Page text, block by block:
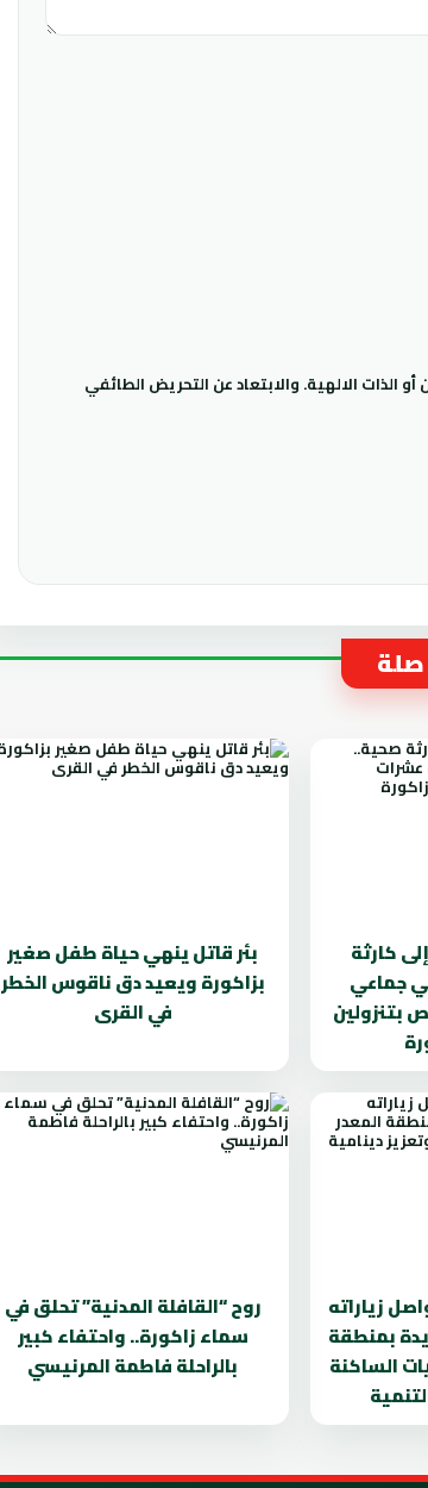
الذات الالهية. والابتعاد عن التحريض الطائفي
صلة
كارثة
جماعي
بتنزولين
بئر قاتل ينهي حياة طفل صغير
بزاكورة ويعيد دق ناقوس الخطر
في القرى
زياراته
بمنطقة
الساكنة
روح “القافلة المدنية” تحلق في
سماء زاكورة.. واحتفاء كبير
بالراحلة فاطمة المرنيسي